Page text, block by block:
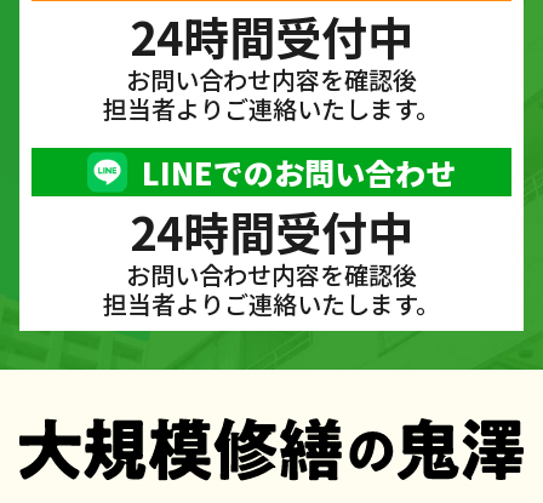
24時間受付中
お問い合わせ内容を確認後
担当者よりご連絡いたします。
LINEでのお問い合わせ
24時間受付中
お問い合わせ内容を確認後
担当者よりご連絡いたします。